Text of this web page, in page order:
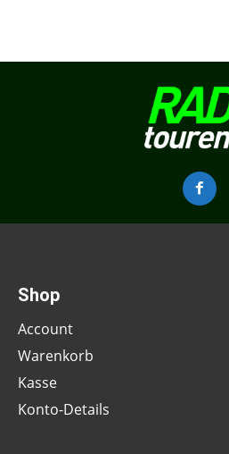
Shop
Account
Warenkorb
Kasse
Konto-Details